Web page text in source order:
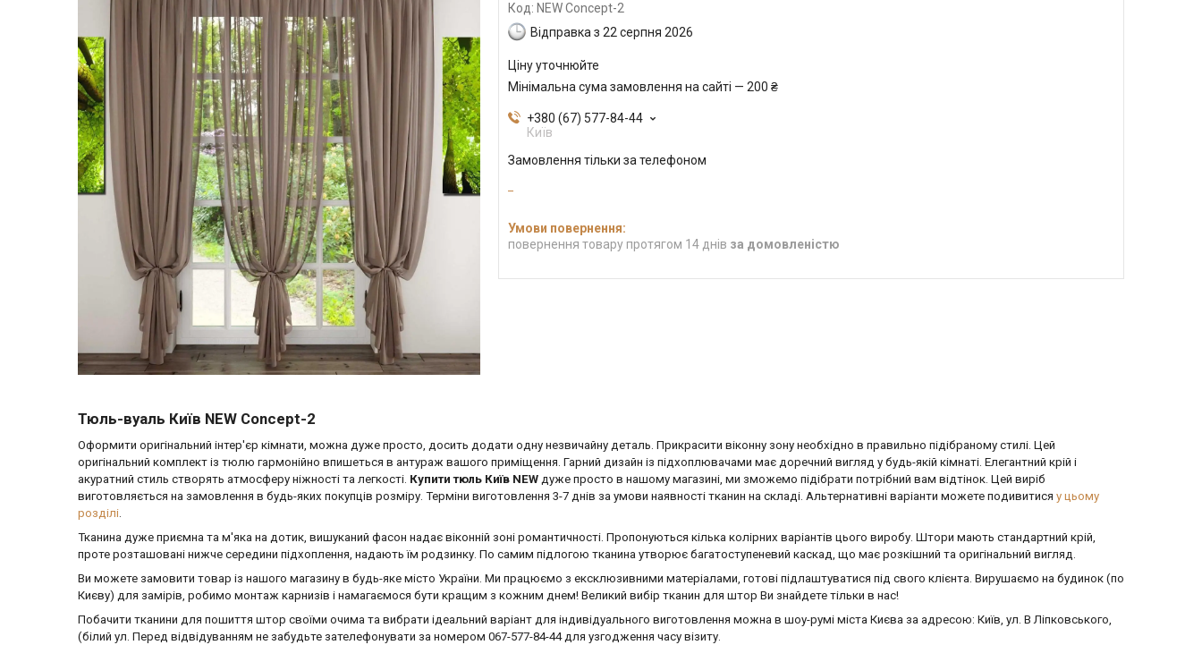
Код: NEW Concept-2
Відправка з 22 серпня 2026
Ціну уточнюйте
Мінімальна сума замовлення на сайті — 200 ₴
+380 (67) 577-84-44
Київ
Замовлення тільки за телефоном
повернення товару протягом 14 днів за домовленістю
Тюль-вуаль Київ NEW Concept-2
Оформити оригінальний інтер'єр кімнати, можна дуже просто, досить додати одну незвичайну деталь. Прикрасити віконну зону необхідно в правильно підібраному стилі. Цей
оригінальний комплект із тюлю гармонійно впишеться в антураж вашого приміщення. Гарний дизайн із підхоплювачами має доречний вигляд у будь-якій кімнаті. Елегантний крій і
акуратний стиль створять атмосферу ніжності та легкості. Купити тюль Київ NEW дуже просто в нашому магазині, ми зможемо підібрати потрібний вам відтінок. Цей виріб
виготовляється на замовлення в будь-яких покупців розміру. Терміни виготовлення 3-7 днів за умови наявності тканин на складі. Альтернативні варіанти можете подивитися у цьому
розділі.
Тканина дуже приємна та м'яка на дотик, вишуканий фасон надає віконній зоні романтичності. Пропонуються кілька колірних варіантів цього виробу. Штори мають стандартний крій,
проте розташовані нижче середини підхоплення, надають їм родзинку. По самим підлогою тканина утворює багатоступеневий каскад, що має розкішний та оригінальний вигляд.
Ви можете замовити товар із нашого магазину в будь-яке місто України. Ми працюємо з ексклюзивними матеріалами, готові підлаштуватися під свого клієнта. Вирушаємо на будинок (по
Києву) для замірів, робимо монтаж карнизів і намагаємося бути кращим з кожним днем! Великий вибір тканин для штор Ви знайдете тільки в нас!
Побачити тканини для пошиття штор своїми очима та вибрати ідеальний варіант для індивідуального виготовлення можна в шоу-румі міста Києва за адресою: Київ, ул. В Ліпковського,
(білий ул. Перед відвідуванням не забудьте зателефонувати за номером 067-577-84-44для узгодження часу візиту.